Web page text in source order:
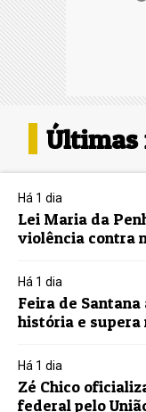
Últimas
Há 1 dia
Lei Maria da
violência contra
Há 1 dia
Feira de
história e supera
Há 1 dia
Zé Chico
federal pelo